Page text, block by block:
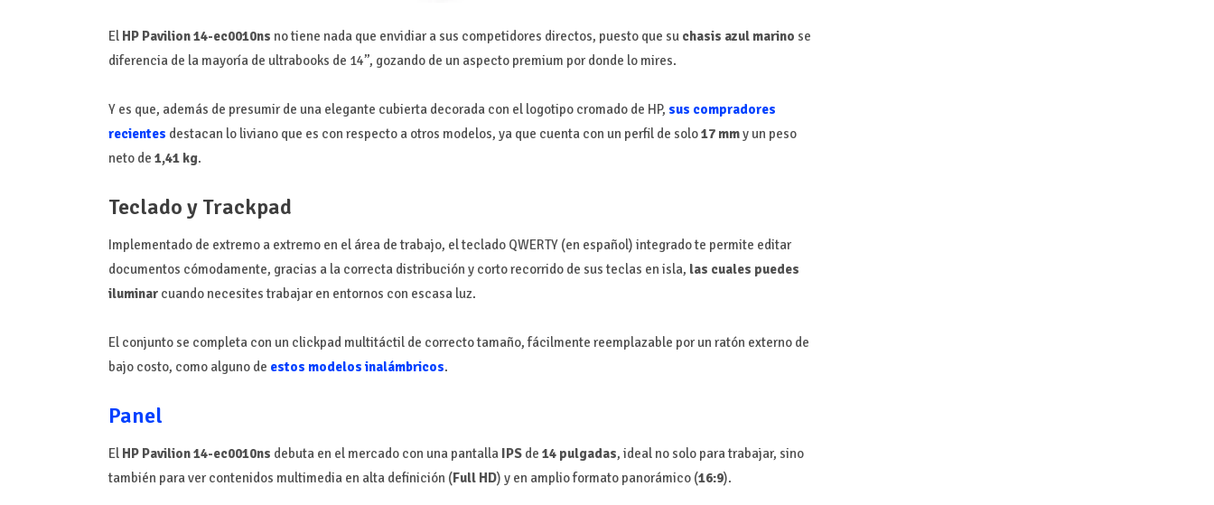
El HP Pavilion 14-ec0010ns no tiene nada que envidiar a sus competidores directos, puesto que su chasis azul marino se
diferencia de la mayoría de ultrabooks de 14’’, gozando de un aspecto premium por donde lo mires.
Y es que, además de presumir de una elegante cubierta decorada con el logotipo cromado de HP, sus compradores
recientes destacan lo liviano que es con respecto a otros modelos, ya que cuenta con un perfil de solo17 mmy un peso
neto de 1,41 kg.
Teclado y Trackpad
Implementado de extremo a extremo en el área de trabajo, el teclado QWERTY (en español) integrado te permite editar
documentos cómodamente, gracias a la correcta distribución y corto recorrido de sus teclas en isla, las cuales puedes
iluminarcuando necesites trabajar en entornos con escasa luz.
El conjunto se completa con un clickpad multitáctil de correcto tamaño, fácilmente reemplazable por un ratón externo de
bajo costo, como alguno de estos modelos inalámbricos.
Panel
El HP Pavilion 14-ec0010ns debuta en el mercado con una pantalla IPS de 14 pulgadas, ideal no solo para trabajar, sino
también para ver contenidos multimedia en alta definición (Full HD) y en amplio formato panorámico (16:9).